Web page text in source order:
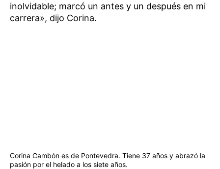
inolvidable; marcó un antes y un después en mi
carrera», dijo Corina.
Corina Cambón es de Pontevedra. Tiene 37 años y abrazó la
pasión por el helado a los siete años.